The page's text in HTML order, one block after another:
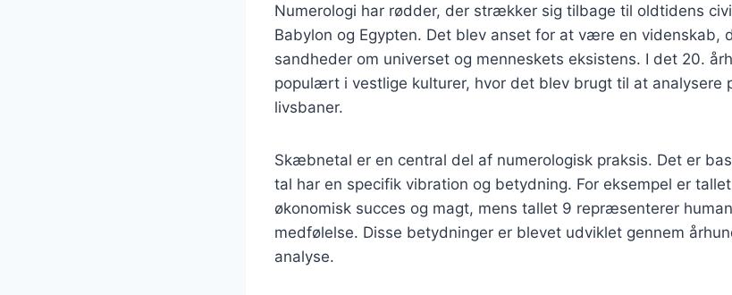
Numerologi har rødder, der strækker sig tilbage til oldtidens
Babylon og Egypten. Det blev anset for at være en videnskab,
sandheder om universet og menneskets eksistens. I det 20.
populært i vestlige kulturer, hvor det blev brugt til at analysere
livsbaner.
Skæbnetal er en central del af numerologisk praksis. Det er
tal har en specifik vibration og betydning. For eksempel er
økonomisk succes og magt, mens tallet 9 repræsenterer
medfølelse. Disse betydninger er blevet udviklet gennem
analyse.